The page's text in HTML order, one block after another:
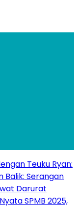
Teuku Ryan:
Balik: Serangan
Darurat
SPMB 2025,